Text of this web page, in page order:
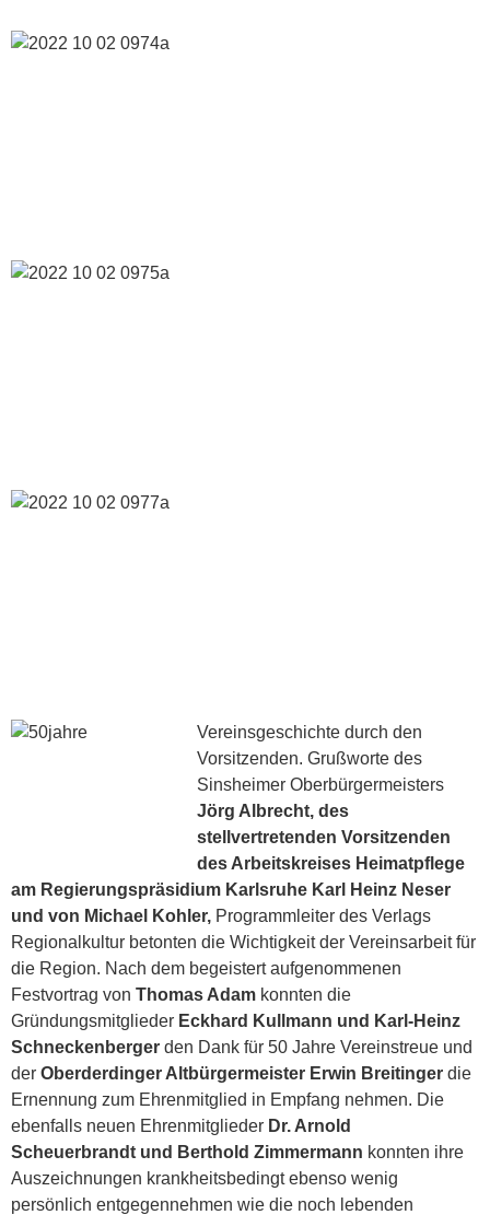
Vereinsgeschichte durch den
Vorsitzenden. Grußworte des
Sinsheimer Oberbürgermeisters
Jörg Albrecht, des
stellvertretenden Vorsitzenden
des Arbeitskreises Heimatpflege
am Regierungspräsidium Karlsruhe Karl Heinz Neser
und von Michael Kohler, Programmleiter des Verlags
Regionalkultur betonten die Wichtigkeit der Vereinsarbeit für
die Region. Nach dem begeistert aufgenommenen
Festvortrag von Thomas Adam konnten die
Gründungsmitglieder Eckhard Kullmann und Karl-Heinz
Schneckenberger den Dank für 50 Jahre Vereinstreue und
der Oberderdinger Altbürgermeister Erwin Breitinger die
Ernennung zum Ehrenmitglied in Empfang nehmen. Die
ebenfalls neuen Ehrenmitglieder Dr. Arnold
Scheuerbrandt und Berthold Zimmermann konnten ihre
Auszeichnungen krankheitsbedingt ebenso wenig
persönlich entgegennehmen wie die noch lebenden